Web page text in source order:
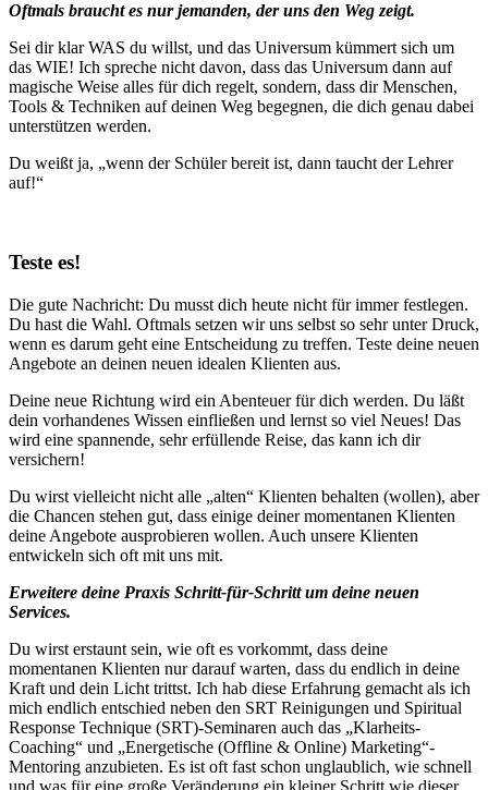
Oftmals braucht es nur jemanden, der uns den Weg zeigt.
Sei dir klar WAS du willst, und das Universum kümmert sich um
das WIE! Ich spreche nicht davon, dass das Universum dann auf
magische Weise alles für dich regelt, sondern, dass dir Menschen,
Tools & Techniken auf deinen Weg begegnen, die dich genau dabei
unterstützen werden.
Du weißt ja, „wenn der Schüler bereit ist, dann taucht der Lehrer
auf!“
Teste es!
Die gute Nachricht: Du musst dich heute nicht für immer festlegen.
Du hast die Wahl. Oftmals setzen wir uns selbst so sehr unter Druck,
wenn es darum geht eine Entscheidung zu treffen. Teste deine neuen
Angebote an deinen neuen idealen Klienten aus.
Deine neue Richtung wird ein Abenteuer für dich werden. Du läßt
dein vorhandenes Wissen einfließen und lernst so viel Neues! Das
wird eine spannende, sehr erfüllende Reise, das kann ich dir
versichern!
Du wirst vielleicht nicht alle „alten“ Klienten behalten (wollen), aber
die Chancen stehen gut, dass einige deiner momentanen Klienten
deine Angebote ausprobieren wollen. Auch unsere Klienten
entwickeln sich oft mit uns mit.
Erweitere deine Praxis Schritt-für-Schritt um deine neuen
Services.
Du wirst erstaunt sein, wie oft es vorkommt, dass deine
momentanen Klienten nur darauf warten, dass du endlich in deine
Kraft und dein Licht trittst. Ich hab diese Erfahrung gemacht als ich
mich endlich entschied neben den SRT Reinigungen und Spiritual
Response Technique (SRT)-Seminaren auch das „Klarheits-
Coaching“ und „Energetische (Offline & Online) Marketing“-
Mentoring anzubieten. Es ist oft fast schon unglaublich, wie schnell
und was für eine große Veränderung ein kleiner Schritt wie dieser